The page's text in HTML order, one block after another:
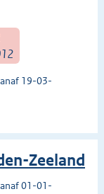
19-03-
Zeeland
01-01-